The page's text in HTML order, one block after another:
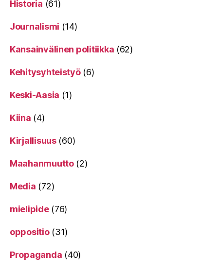
Historia (61)
Journalismi (14)
Kansainvälinen politiikka (62)
Kehitysyhteistyö(6)
Keski-Aasia (1)
Kiina (4)
Kirjallisuus(60)
Maahanmuutto(2)
Media (72)
mielipide(76)
oppositio(31)
Propaganda (40)